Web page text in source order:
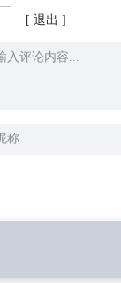
[ 退出 ]